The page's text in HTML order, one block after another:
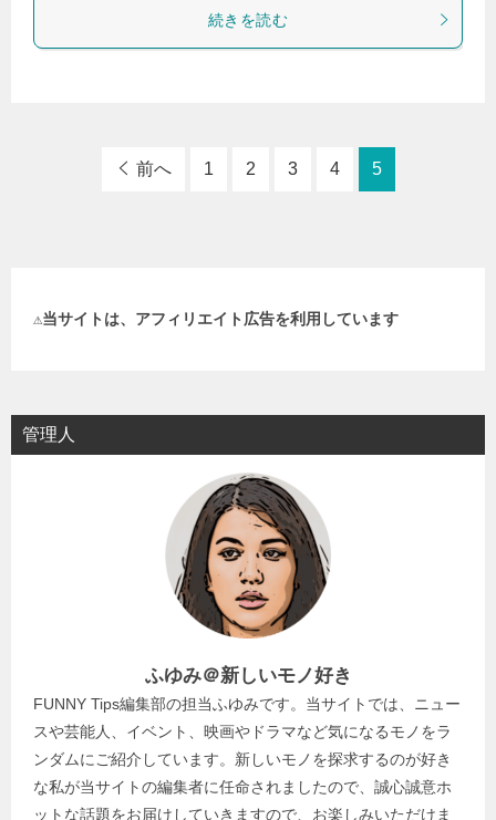
続きを読む
前へ 1 2 3 4 5
⚠️当サイトは、アフィリエイト広告を利用しています
管理人
ふゆみ＠新しいモノ好き
FUNNY Tips編集部の担当ふゆみです。当サイトでは、ニュー
スや芸能人、イベント、映画やドラマなど気になるモノをラ
ンダムにご紹介しています。新しいモノを探求するのが好き
な私が当サイトの編集者に任命されましたので、誠心誠意ホ
ットな話題をお届けしていきますので、お楽しみいただけま